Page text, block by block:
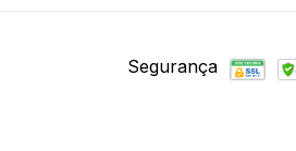
Segurança